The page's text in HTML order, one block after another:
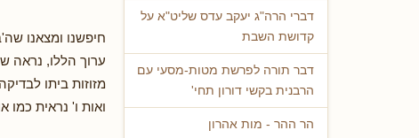
דברי הרה"ג יעקב עדס שליט"א על
קדושת השבת
דבר תורה לפרשת מטות-מסעי עם
הרבנית בקשי דורון תחי'
הר ההר - מות אהרון
חיפשנו ומצאנו
ערוך הללו, נראה
מזוזות ביתו
ואות ו' נראית